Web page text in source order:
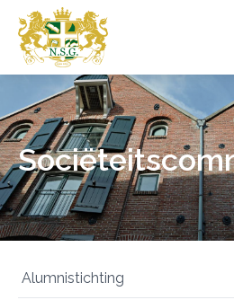
Alumnistichting